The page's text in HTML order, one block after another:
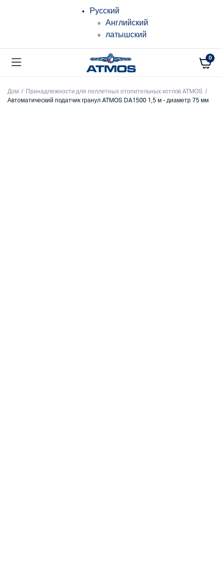
Русский
Английский
латышский
0
Дом
Принадлежности для пеллетных отопительных котлов ATMOS
Автоматический податчик гранул ATMOS DA1500 1,5 м - диаметр 75 мм